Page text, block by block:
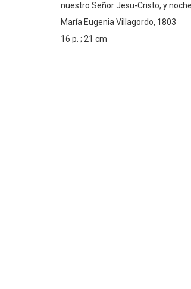
nuestro Señor Jesu-Cristo, y
María Eugenia Villagordo, 1803
16 p. ; 21 cm